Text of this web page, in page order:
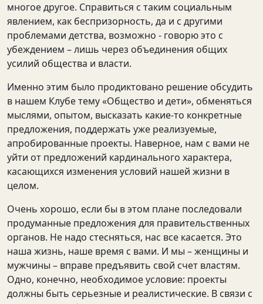
многое другое. Справиться с таким социальным
явлением, как беспризорность, да и с другими
проблемами детства, возможно - говорю это с
убеждением – лишь через объединения общих
усилий общества и власти.
Именно этим было продиктовано решение обсудить
в нашем Клубе тему «Общество и дети», обменяться
мыслями, опытом, высказать какие-то конкретные
предложения, поддержать уже реализуемые,
апробированные проекты. Наверное, нам с вами не
уйти от предложений кардинального характера,
касающихся изменения условий нашей жизни в
целом.
Очень хорошо, если бы в этом плане последовали
продуманные предложения для правительственных
органов. Не надо стесняться, нас все касается. Это
наша жизнь, наше время с вами. И мы – женщины и
мужчины – вправе предъявить свой счет властям.
Одно, конечно, необходимое условие: проекты
должны быть серьезные и реалистические. В связи с